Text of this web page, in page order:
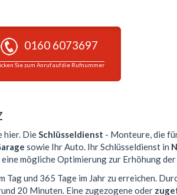
0160 6073697
Sie zum Anruf auf die Rufnummer
hier. DieSchlüsseldienst - Monteure, die
sowie Ihr Auto. Ihr Schlüsseldienst in
mögliche Optimierung zur Erhöhung
Tag und 365 Tage im Jahr zu erreichen.
20 Minuten. Eine zugezogene oder